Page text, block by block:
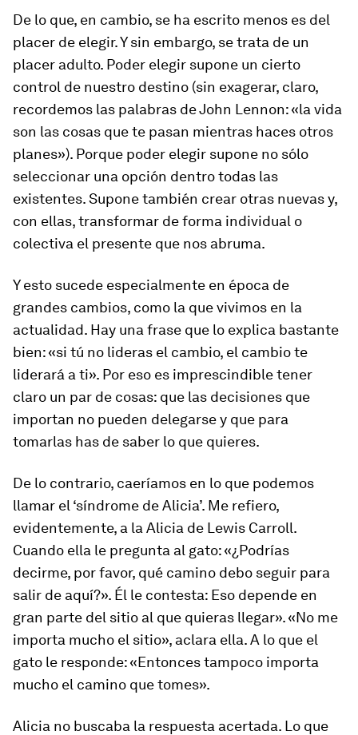
De lo que, en cambio, se ha escrito menos es del
placer de elegir. Y sin embargo, se trata de un
placer adulto. Poder elegir supone un cierto
control de nuestro destino (sin exagerar, claro,
recordemos las palabras de John Lennon: «la vida
son las cosas que te pasan mientras haces otros
planes»). Porque poder elegir supone no sólo
seleccionar una opción dentro todas las
existentes. Supone también crear otras nuevas y,
con ellas, transformar de forma individual o
colectiva el presente que nos abruma.
Y esto sucede especialmente en época de
grandes cambios, como la que vivimos en la
actualidad. Hay una frase que lo explica bastante
bien: «si tú no lideras el cambio, el cambio te
liderará a ti». Por eso es imprescindible tener
claro un par de cosas: que las decisiones que
importan no pueden delegarse y que para
tomarlas has de saber lo que quieres.
De lo contrario, caeríamos en lo que podemos
llamar el ‘síndrome de Alicia’. Me refiero,
evidentemente, a la Alicia de Lewis Carroll.
Cuando ella le pregunta al gato: «¿Podrías
decirme, por favor, qué camino debo seguir para
salir de aquí?». Él le contesta: Eso depende en
gran parte del sitio al que quieras llegar». «No me
importa mucho el sitio», aclara ella. A lo que el
gato le responde: «Entonces tampoco importa
mucho el camino que tomes».
Alicia no buscaba la respuesta acertada. Lo que